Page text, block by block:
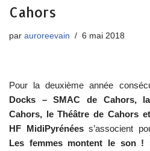
Cahors
par auroreevain 6 mai 2018
Pour la deuxième année
Docks – SMAC de Cahors,
Cahors, le Théâtre de Cahors
HF MidiPyrénéess’associent
Les femmes montent le son !